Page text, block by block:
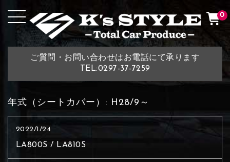
ご質問・お問い合わせはお電話にて承ります
TEL:0297-37-7259
0
年式（シートカバー）: H28/9～
2022/1/24
LA800S / LA810S